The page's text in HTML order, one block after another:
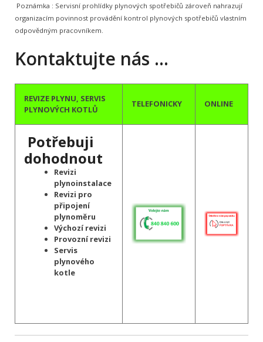
Poznámka : Servisní prohlídky plynových spotřebičů zároveň nahrazují
organizacím povinnost provádění kontrol plynových spotřebičů vlastním
odpovědným pracovníkem.
Kontaktujte nás …
REVIZE PLYNU, SERVIS
PLYNOVÝCH KOTLŮ
TELEFONICKY ONLINE
Potřebuji
dohodnout
Revizi
plynoinstalace
Revizi pro
připojení
plynoměru
Výchozí revizi
Provozní revizi
Servis
plynového
kotle